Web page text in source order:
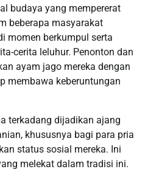
budaya yang mempererat
beberapa masyarakat
momen berkumpul serta
cerita leluhur. Penonton dan
ayam jago mereka dengan
membawa keberuntungan
terkadang dijadikan ajang
khususnya bagi para pria
status sosial mereka. Ini
melekat dalam tradisi ini.